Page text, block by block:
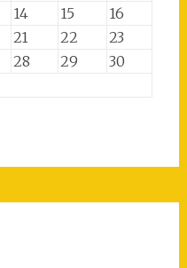
14 15
16
21 22
23
28 29
30